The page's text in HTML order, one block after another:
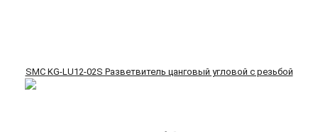
SMC KG-LU12-02S Разветвитель цанговый угловой с резьбой